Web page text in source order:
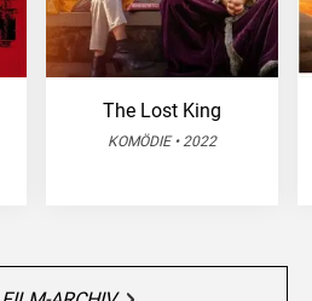
The Lost King
KOMÖDIE • 2022